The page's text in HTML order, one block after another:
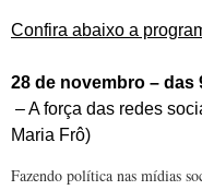
Confira abaixo a
28 de novembro – das
– A força das redes
Maria Frô)
Fazendo política nas mídias